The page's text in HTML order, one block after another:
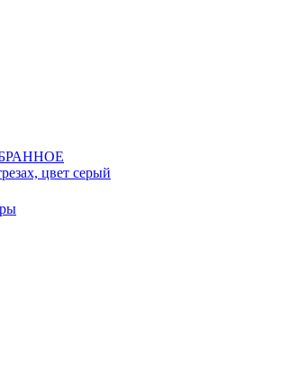
цвет серый